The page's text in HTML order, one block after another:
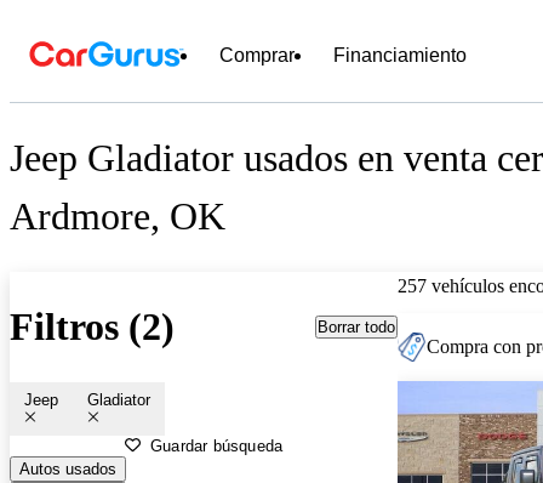
Comprar Financiamiento
Jeep Gladiator usados en venta
Ardmore, OK
Filtros (2) Borrar todo
Jeep Gladiator
Guardar búsqueda
Autos usados
257 vehículos
Compra con